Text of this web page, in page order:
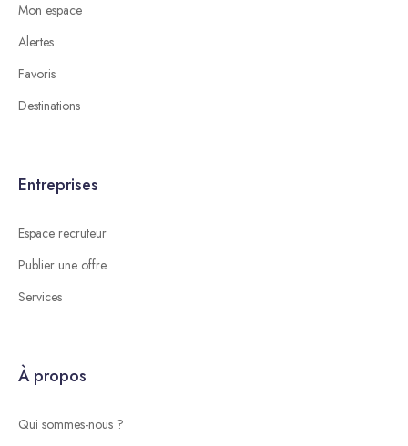
Mon espace
Alertes
Favoris
Destinations
Entreprises
Espace recruteur
Publier une offre
Services
À propos
Qui sommes-nous ?